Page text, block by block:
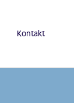
Kontakt